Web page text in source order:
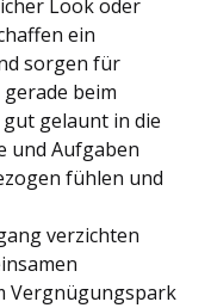
Look oder
ein
sorgen für
beim
gelaunt in die
und Aufgaben
fühlen und
verzichten
Vergnügungspark